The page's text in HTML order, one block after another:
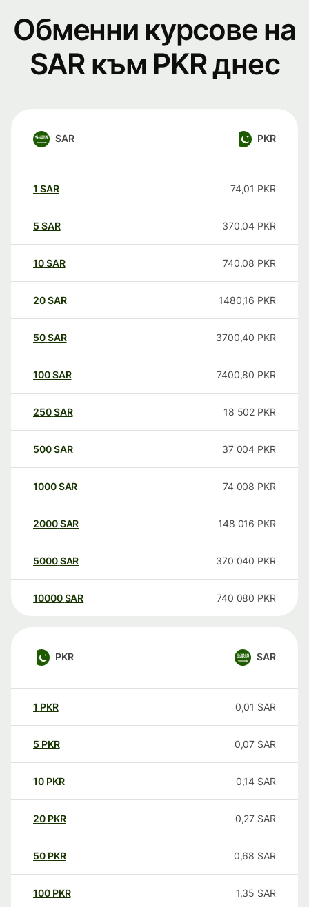
Обменни курсове на
SAR към PKR днес
SAR PKR
1 SAR 74,01 PKR
5 SAR 370,04 PKR
10SAR 740,08 PKR
20SAR 1480,16 PKR
50SAR 3700,40 PKR
100SAR 7400,80 PKR
250SAR 18 502 PKR
500SAR 37 004 PKR
1000SAR 74 008 PKR
2000SAR 148 016 PKR
5000SAR 370 040 PKR
10000 SAR 740 080 PKR
PKR SAR
1 PKR 0,01 SAR
5 PKR 0,07 SAR
10 PKR 0,14 SAR
20 PKR 0,27 SAR
50 PKR 0,68 SAR
100 PKR 1,35 SAR